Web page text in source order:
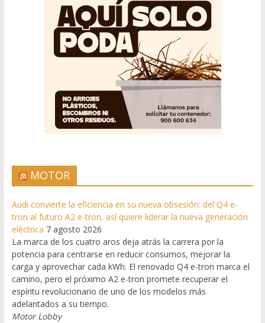
MOTOR
Audi convierte la eficiencia en su nueva obsesión: del Q4 e-
tron al futuro A2 e-tron, así quiere liderar la nueva generación
eléctrica 7 agosto 2026
La marca de los cuatro aros deja atrás la carrera por la
potencia para centrarse en reducir consumos, mejorar la
carga y aprovechar cada kWh. El renovado Q4 e-tron marca el
camino, pero el próximo A2 e-tron promete recuperar el
espíritu revolucionario de uno de los modelos más
adelantados a su tiempo.
Motor Lobby